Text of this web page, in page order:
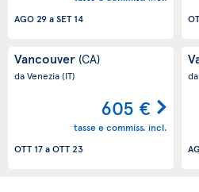
AGO 29aSET 14
Vancouver (CA)
da Venezia(IT)
605 €
tasse e commiss. incl.
OTT 17aOTT 23